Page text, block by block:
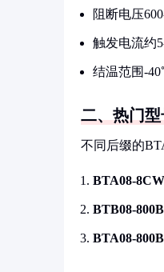
阻断电压
触发电流约
结温范围-
二、热门
不同后缀的
BTA08-
BTB08-800B
BTA08-800B